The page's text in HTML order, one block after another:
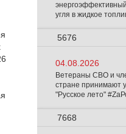
угля в жидкое
5676
04.08.2026
Ветераны СВО и
стране принимают
"Русское лето"
7668